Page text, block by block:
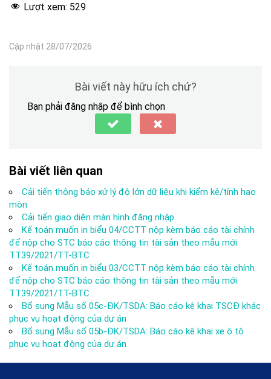
Lượt xem: 529
Cập nhật 28/07/2026
Bài viết này hữu ích chứ?
Bạn phải đăng nhập để bình chọn
Bài viết liên quan
Cải tiến thông báo xử lý độ lớn dữ liệu khi kiểm kê/tính hao
mòn
Cải tiến giao diện màn hình đăng nhập
Kế toán muốn in biểu 04/CCTT nộp kèm báo cáo tài chính
để nộp cho STC báo cáo thông tin tài sản theo mẫu mới
TT39/2021/TT-BTC
Kế toán muốn in biểu 03/CCTT nộp kèm báo cáo tài chính
để nộp cho STC báo cáo thông tin tài sản theo mẫu mới
TT39/2021/TT-BTC
Bổ sung Mẫu số 05c-ĐK/TSDA: Báo cáo kê khai TSCĐ khác
phục vụ hoạt động của dự án
Bổ sung Mẫu số 05b-ĐK/TSDA: Báo cáo kê khai xe ô tô
phục vụ hoạt động của dự án